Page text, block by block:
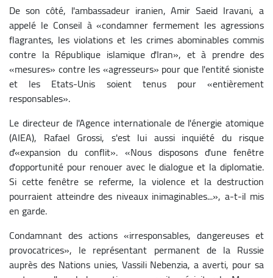
De son côté, l'ambassadeur iranien, Amir Saeid Iravani, a
appelé le Conseil à «condamner fermement les agressions
flagrantes, les violations et les crimes abominables commis
contre la République islamique d'Iran», et à prendre des
«mesures» contre les «agresseurs» pour que l'entité sioniste
et les Etats-Unis soient tenus pour «entièrement
responsables».
Le directeur de l'Agence internationale de l'énergie atomique
(AIEA), Rafael Grossi, s'est lui aussi inquiété du risque
d'«expansion du conflit». «Nous disposons d'une fenêtre
d'opportunité pour renouer avec le dialogue et la diplomatie.
Si cette fenêtre se referme, la violence et la destruction
pourraient atteindre des niveaux inimaginables...», a-t-il mis
en garde.
Condamnant des actions «irresponsables, dangereuses et
provocatrices», le représentant permanent de la Russie
auprès des Nations unies, Vassili Nebenzia, a averti, pour sa